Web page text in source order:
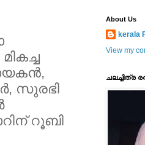
സുരഭി
റൂബി
About Us
kerala
View my
ചലച്ചിത്ര